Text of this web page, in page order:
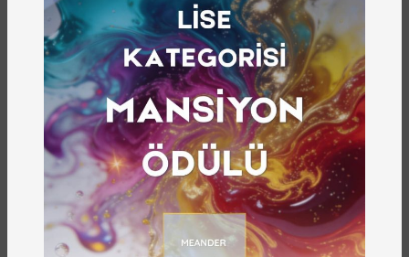
Gaziantep kimlikli bir şehirdir.
Şehirler açısından kültürel mirasın bahsedilen
önemi düşünüldüğünde ilk olarak yönetimi ve
korunmasının nasıl gerçekleşeceği akla
gelmektedir. Gaziantep Büyükşehir Belediyesi
İmar ve Şehircilik Daire Başkanlığı KUDEB Şube
Müdürlüğü bu hususun farkında olarak
bünyesinde, 22-24 Ekim 2019 tarihleri arasında,
Zeugma Mozaik Müzesi’nde IKOMOS
Uluslararası Anıtlar ve Sitler Konseyi Yasal